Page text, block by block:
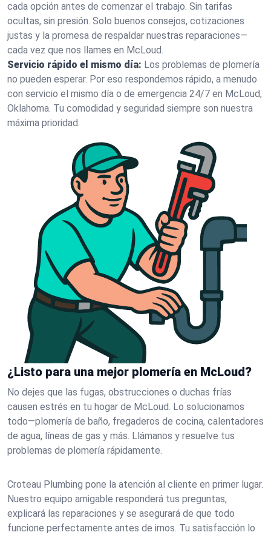
cada opción antes de comenzar el trabajo. Sin tarifas
ocultas, sin presión. Solo buenos consejos, cotizaciones
justas y la promesa de respaldar nuestras reparaciones—
cada vez que nos llames en McLoud.
Servicio rápido el mismo día: Los problemas de plomería
no pueden esperar. Por eso respondemos rápido, a menudo
con servicio el mismo día o de emergencia 24/7 en McLoud,
Oklahoma. Tu comodidad y seguridad siempre son nuestra
máxima prioridad.
¿Listo para una mejor plomería en McLoud?
No dejes que las fugas, obstrucciones o duchas frías
causen estrés en tu hogar de McLoud. Lo solucionamos
todo—plomería de baño, fregaderos de cocina, calentadores
de agua, líneas de gas y más. Llámanos y resuelve tus
problemas de plomería rápidamente.
Croteau Plumbing pone la atención al cliente en primer lugar.
Nuestro equipo amigable responderá tus preguntas,
explicará las reparaciones y se asegurará de que todo
funcione perfectamente antes de irnos. Tu satisfacción lo